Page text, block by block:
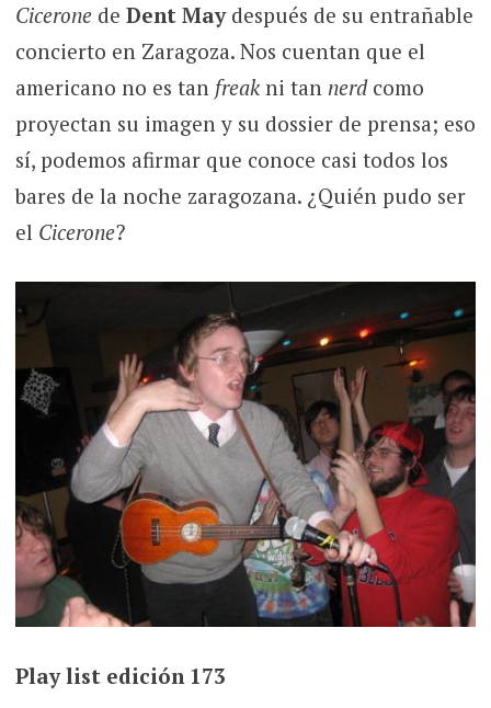
Ciceronede Dent Maydespués de su entrañable
concierto en Zaragoza. Nos cuentan que el
americano no es tan freakni tan nerdcomo
proyectan su imagen y su dossier de prensa; eso
sí, podemos afirmar que conoce casi todos los
bares de la noche zaragozana. ¿Quién pudo ser
el Cicerone?
Play list edición 173